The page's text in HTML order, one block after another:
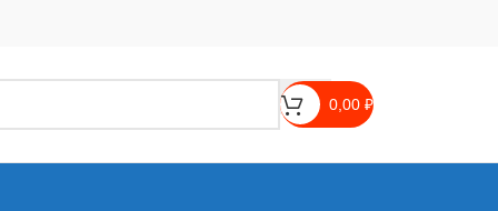
0,00 ₽